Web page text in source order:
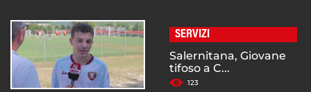
SERVIZI
Salernitana, Giovane
tifoso a C...
123